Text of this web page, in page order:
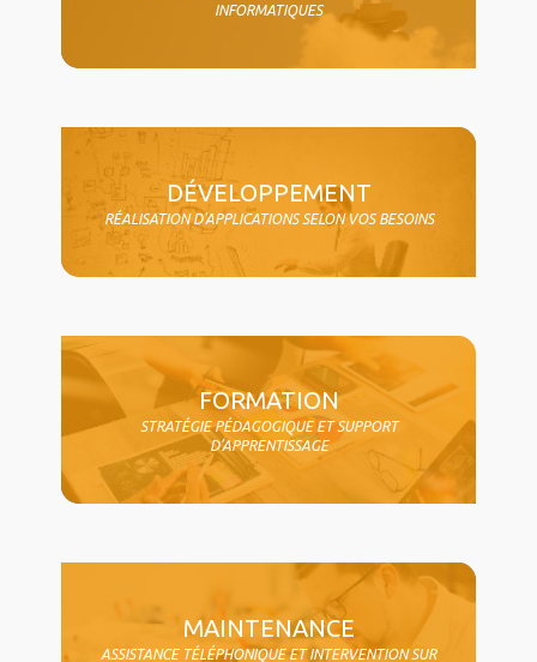
INFORMATIQUES
DÉVELOPPEMENT
RÉALISATION D'APPLICATIONS SELON VOS BESOINS
FORMATION
STRATÉGIE PÉDAGOGIQUE ET SUPPORT
D'APPRENTISSAGE
MAINTENANCE
ASSISTANCE TÉLÉPHONIQUE ET INTERVENTION SUR